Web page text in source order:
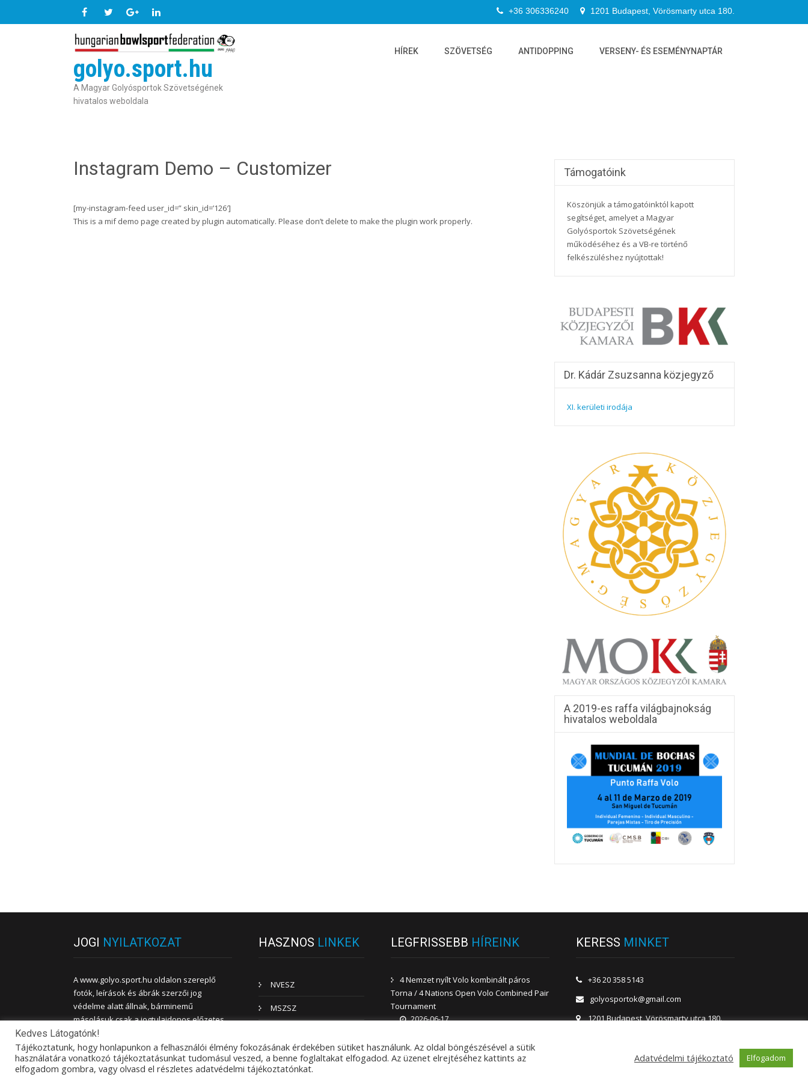
+36 306336240 1201 Budapest, Vörösmarty utca 180.
golyo.sport.hu
A Magyar Golyósportok Szövetségének
hivatalos weboldala
HÍREK SZÖVETSÉG ANTIDOPPING VERSENY- ÉS ESEMÉNYNAPTÁR
Instagram Demo – Customizer
[my-instagram-feed user_id=” skin_id=’126′]
This is a mif demo page created by plugin automatically. Please don’t delete to make the plugin work properly.
Támogatóink
Köszönjük a támogatóinktól kapott
segítséget, amelyet a Magyar
Golyósportok Szövetségének
működéséhez és a VB-re történő
felkészüléshez nyújtottak!
Dr. Kádár Zsuzsanna közjegyző
XI. kerületi irodája
A 2019-es raffa világbajnokság
hivatalos weboldala
JOGI NYILATKOZAT
A www.golyo.sport.hu oldalon szereplő
fotók, leírások és ábrák szerzői jog
védelme alatt állnak, bárminemű
másolásuk csak a jogtulajdonos előzetes
engedélyével lehetséges.
ADATVÉDELMI TÁJÉKOZTATÓ
HASZNOS LINKEK
NVESZ
MSZSZ
MAPESZ
LEGFRISSEBB HÍREINK
4 Nemzet nyílt Volo kombinált páros
Torna / 4 Nations Open Volo Combined Pair
Tournament
2026-06-17
2026-06-09
KERESS MINKET
+36 20 358 5143
golyosportok@gmail.com
1201 Budapest, Vörösmarty utca 180.
Kedves Látogatónk!
Tájékoztatunk, hogy honlapunkon a felhasználói élmény fokozásának érdekében sütiket használunk. Az oldal böngészésével a sütik
használatára vonatkozó tájékoztatásunkat tudomásul veszed, a benne foglaltakat elfogadod. Az üzenet elrejtéséhez kattints az
elfogadom gombra, vagy olvasd el részletes adatvédelmi tájékoztatónkat.
Adatvédelmi tájékoztató Elfogadom